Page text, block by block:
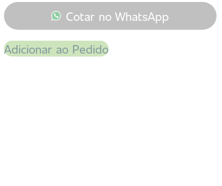
Cotar no WhatsApp
Adicionar ao Pedido